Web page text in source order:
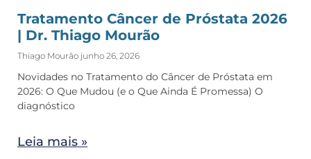
Tratamento Câncer de Próstata 2026
| Dr. Thiago Mourão
Thiago Mourão junho 26, 2026
Novidades no Tratamento do Câncer de Próstata em
2026: O Que Mudou (e o Que Ainda É Promessa) O
diagnóstico
Leia mais »